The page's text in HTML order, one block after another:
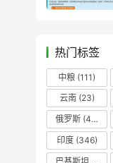
热门标签
中粮 (111)
云南(23)
俄罗斯 (43)
印度(346)